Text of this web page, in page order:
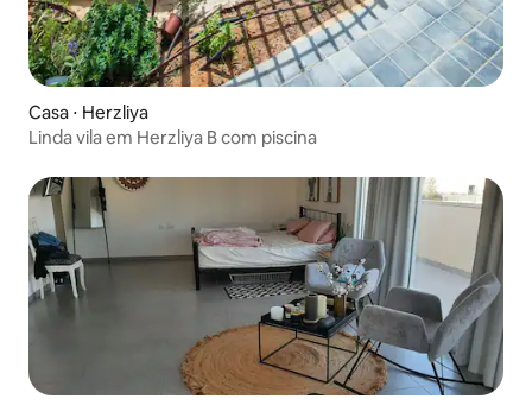
Casa ⋅ Herzliya
Linda vila em Herzliya B com piscina